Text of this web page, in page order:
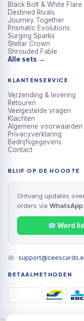
Black Bolt & White Flare
Destined Rivals
Journey Together
Prismatic Evolutions
Surging Sparks
Stellar Crown
Shrouded Fable
Alle sets →
KLANTENSERVICE
Verzending & levering
Retouren
Veelgestelde vragen
Klachten
Algemene voorwaarden
Privacyverklaring
Bedrijfsgegevens
Contact
BLIJF OP DE HOOGTE
Ontvang updates
orders via WhatsApp.
Word
BETAALMETHODEN